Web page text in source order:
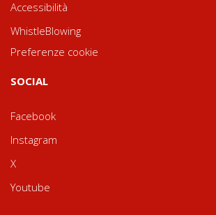
Accessibilità
WhistleBlowing
Preferenze cookie
SOCIAL
Facebook
Instagram
X
Youtube